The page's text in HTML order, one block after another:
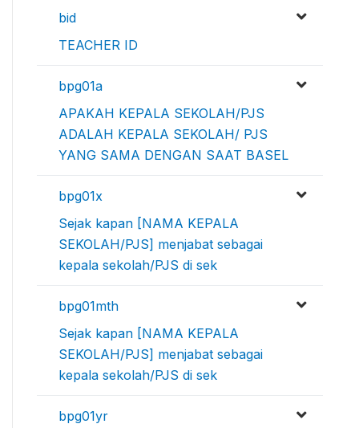
bid
TEACHER ID
bpg01a
APAKAH KEPALA SEKOLAH/PJS
ADALAH KEPALA SEKOLAH/ PJS
YANG SAMA DENGAN SAAT BASEL
bpg01x
Sejak kapan [NAMA KEPALA
SEKOLAH/PJS] menjabat sebagai
kepala sekolah/PJS di sek
bpg01mth
Sejak kapan [NAMA KEPALA
SEKOLAH/PJS] menjabat sebagai
kepala sekolah/PJS di sek
bpg01yr